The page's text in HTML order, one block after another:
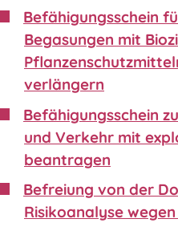
Befähigungsschein
Begasungen mit
verlängern
Befähigungsschein
und Verkehr mit
beantragen
Befreiung von der
Risikoanalyse